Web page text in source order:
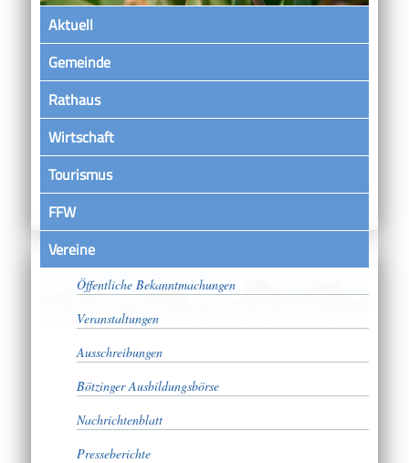
Aktuell
Gemeinde
Rathaus
Wirtschaft
Tourismus
FFW
VereineSatzungen
Öffentliche Bekanntmachungen
Veranstaltungen
Ausschreibungen
Bötzinger Ausbildungsbörse
Nachrichtenblatt
Presseberichte